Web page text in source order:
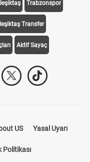
Trabzonspor
Transfer
Aktif Sayaç
US Yasal Uyarı
Politikası